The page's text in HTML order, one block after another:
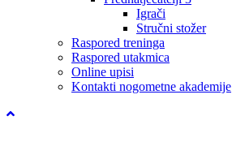
Igrači
Stručni stožer
Raspored treninga
Raspored utakmica
Online upisi
Kontakti nogometne akademije